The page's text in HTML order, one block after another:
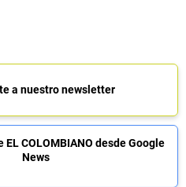
a nuestro newsletter
COLOMBIANO desde Google
News